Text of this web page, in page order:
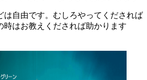
は自由です。むしろやってくだされば
時はお教えくだされば助かります